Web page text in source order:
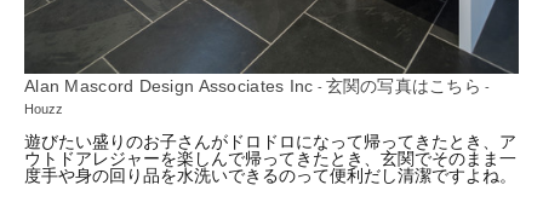
Alan Mascord Design Associates Inc - 玄関の写真はこちら -
Houzz
遊びたい盛りのお子さんがドロドロになって帰ってきたとき、ア
ウトドアレジャーを楽しんで帰ってきたとき、玄関でそのまま一
度手や身の回り品を水洗いできるのって便利だし清潔ですよね。